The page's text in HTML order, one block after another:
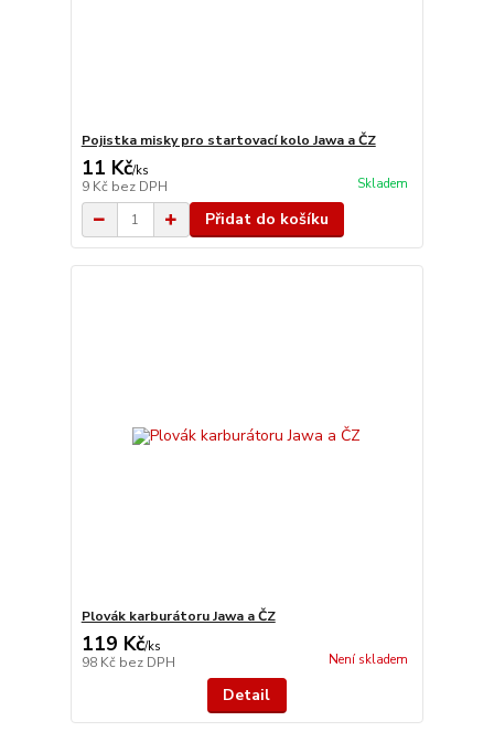
Pojistka misky pro startovací kolo Jawa a ČZ
11 Kč/ks
9 Kč bez DPH Skladem
Přidat do košíku
Plovák karburátoru Jawa a ČZ
119 Kč/ks
98 Kč bez DPH Není skladem
Detail